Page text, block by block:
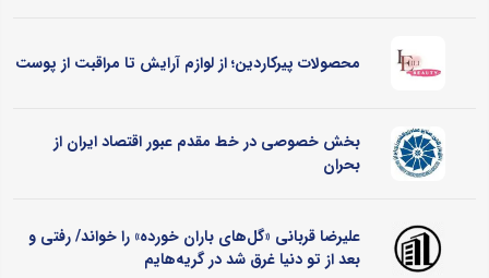
محصولات پیرکاردین؛ از لوازم آرایش تا مراقبت از پوست
بخش خصوصی در خط مقدم عبور اقتصاد ایران از
بحران
علیرضا قربانی «گل‌های باران خورده» را خواند/ رفتی و
بعد از تو دنیا غرق شد در گریه‌هایم